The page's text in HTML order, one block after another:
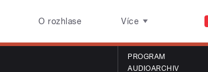
O rozhlase Více
PROGRAM
AUDIOARCHIV